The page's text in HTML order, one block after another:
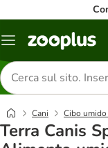
Overview
Cerca
prodotti
Cani Cibo umido
Terra Canis